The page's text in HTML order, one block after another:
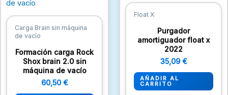
Carga Brain sin máquina
de vacío
Formación carga Rock
Shox brain 2.0 sin
máquina de vacío
60,50 €
Float X
Purgador
amortiguador float x
2022
35,09 €
AÑADIR AL
CARRITO